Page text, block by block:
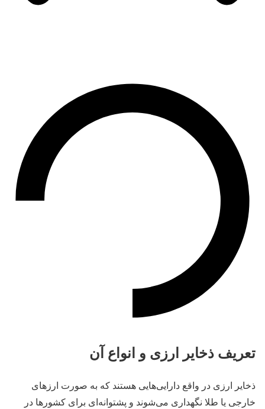
تعریف ذخایر ارزی و انواع آن
ذخایر ارزی در واقع دارایی‌هایی هستند که به صورت ارزهای
خارجی یا طلا نگهداری می‌شوند و پشتوانه‌ای برای کشورها در